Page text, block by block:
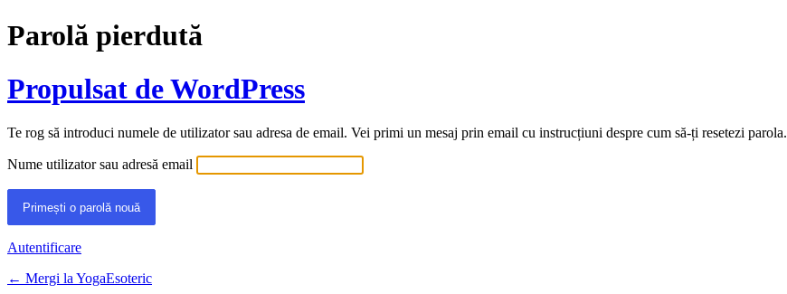
Parolă pierdută
Propulsat de WordPress
Te rog să introduci numele de utilizator sau adresa de email. Vei primi un mesaj prin email cu instrucțiuni despre cum să-ți resetezi parola.
Nume utilizator sau adresă email
Autentificare
← Mergi la YogaEsoteric